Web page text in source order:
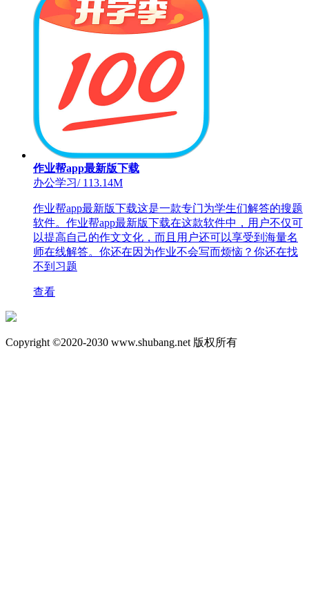
作业帮app最新版下载
办公学习/113.14M
作业帮app最新版下载这是一款专门为学生们解答的搜题
软件。作业帮app最新版下载在这款软件中，用户不仅可
以提高自己的作文文化，而且用户还可以享受到海量名
师在线解答。你还在因为作业不会写而烦恼？你还在找
不到习题
查看
Copyright ©2020-2030 www.shubang.net 版权所有